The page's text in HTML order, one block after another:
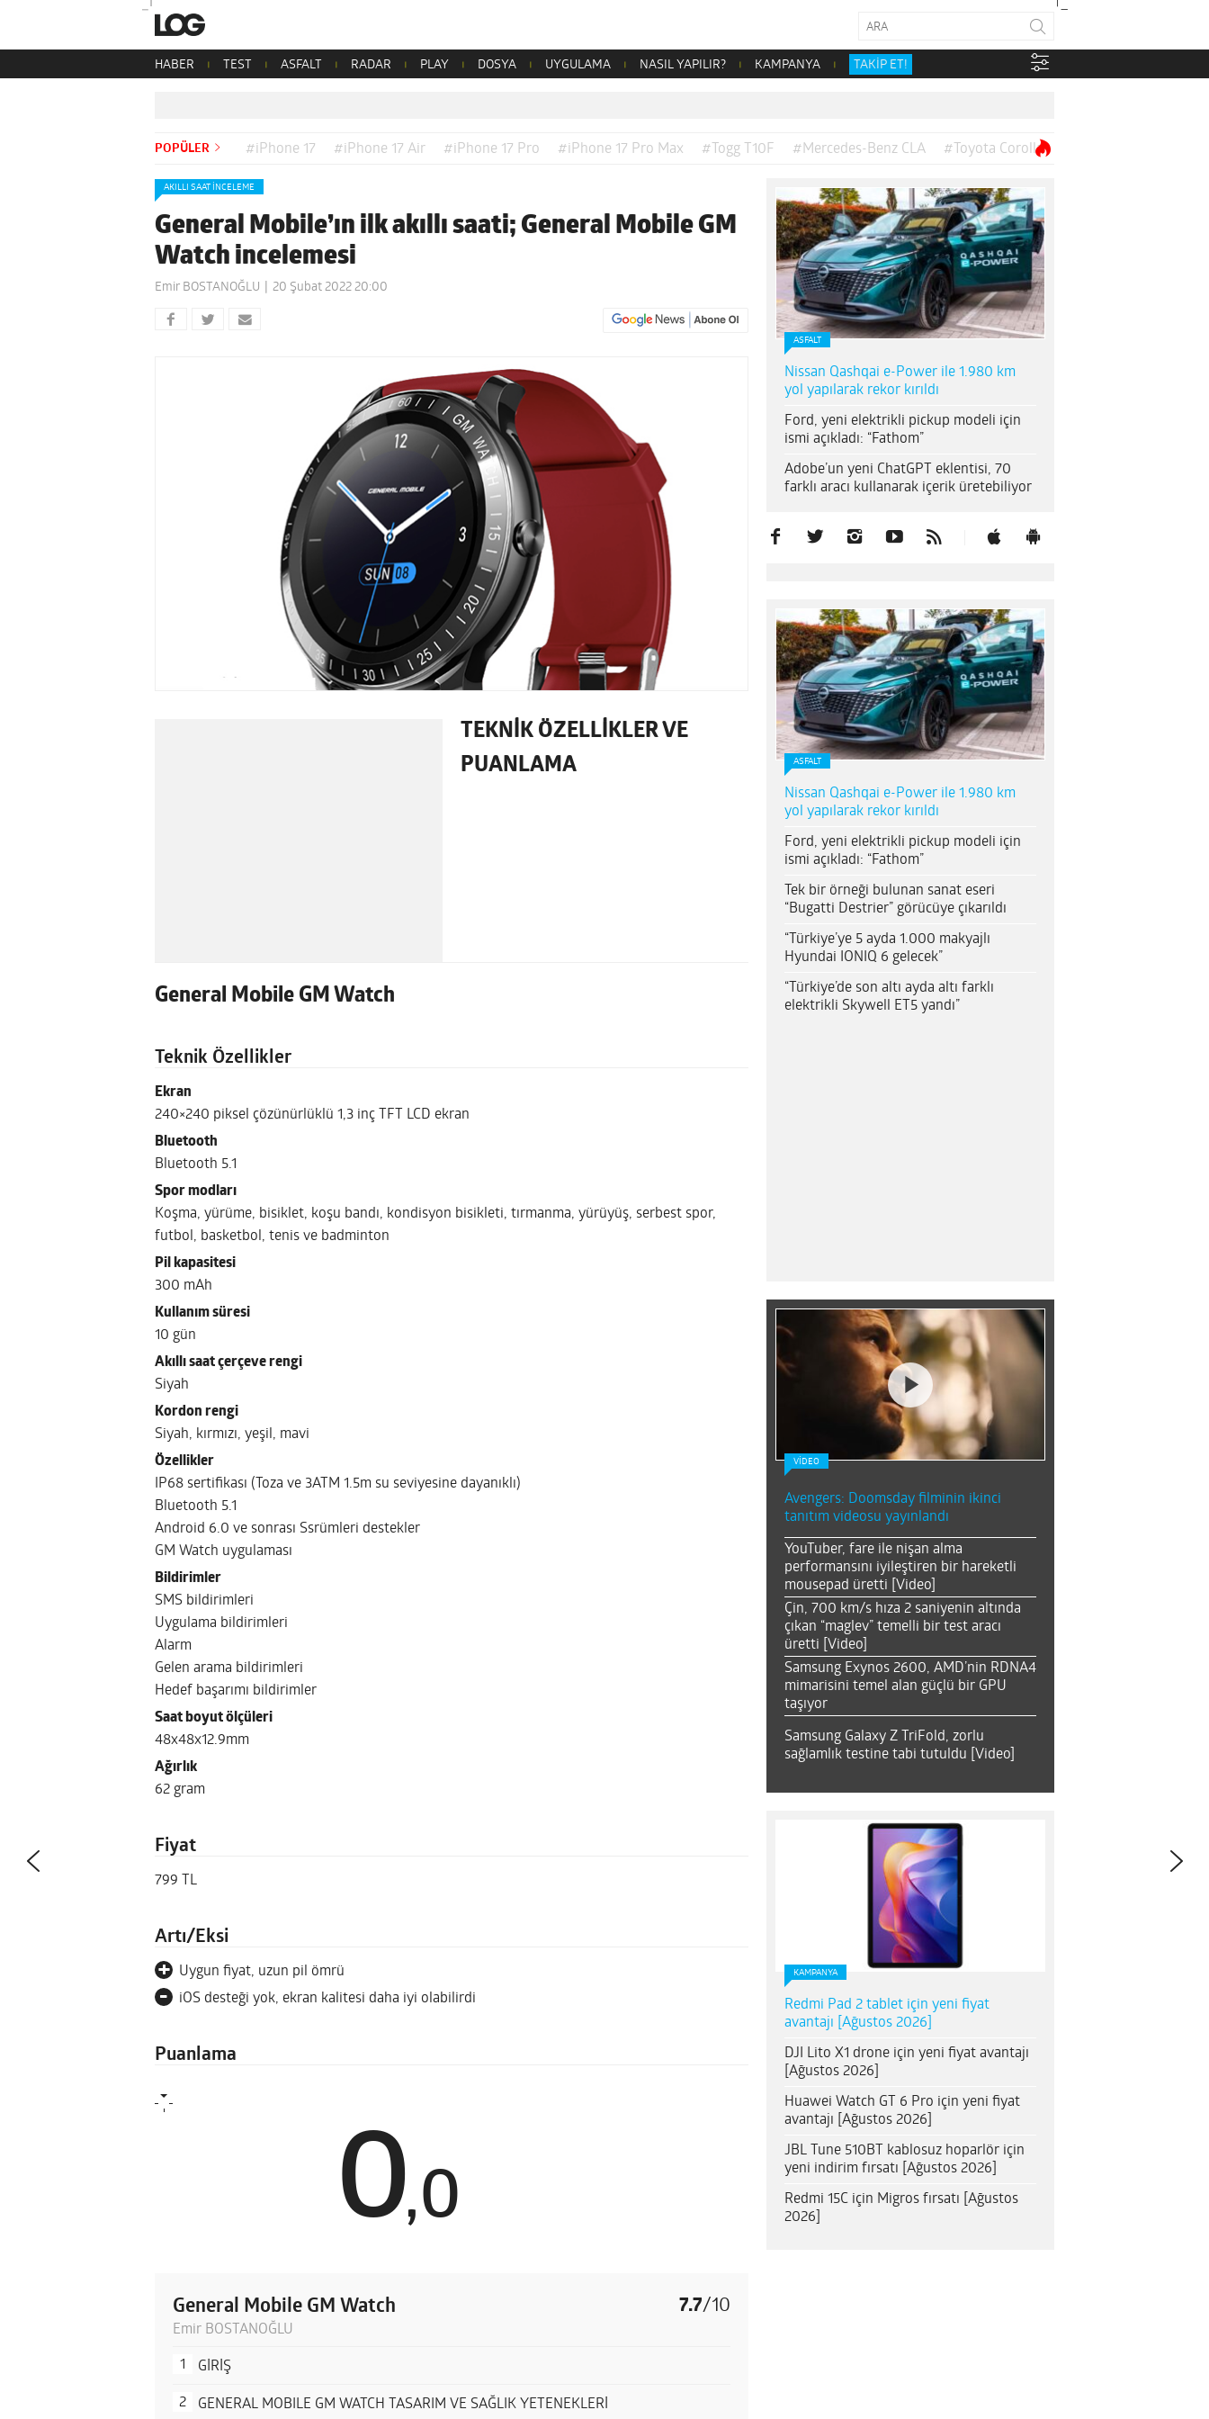
HABER TEST ASFALT RADAR PLAY DOSYA UYGULAMA NASIL YAPILIR? KAMPANYA TAKİP ET!
POPÜLER #iPhone 17 #iPhone 17 Air #iPhone 17 Pro #iPhone 17 Pro Max #Togg T10F #Mercedes-Benz CLA #Toyota Corolla
AKILLI SAAT İNCELEME
General Mobile’ın ilk akıllı saati; General Mobile GM
Watch incelemesi
Emir BOSTANOĞLU 20 Şubat 2022 20:00
TEKNİK ÖZELLİKLER VE
PUANLAMA
General Mobile GM Watch
Teknik Özellikler
Ekran
240×240 piksel çözünürlüklü 1,3 inç TFT LCD ekran
Bluetooth
Bluetooth 5.1
Spor modları
Koşma, yürüme, bisiklet, koşu bandı, kondisyon bisikleti, tırmanma, yürüyüş, serbest spor,
futbol, basketbol, tenis ve badminton
Pil kapasitesi
300 mAh
Kullanım süresi
10 gün
Akıllı saat çerçeve rengi
Siyah
Kordon rengi
Siyah, kırmızı, yeşil, mavi
Özellikler
IP68 sertifikası (Toza ve 3ATM 1.5m su seviyesine dayanıklı)
Bluetooth 5.1
Android 6.0 ve sonrası Ssrümleri destekler
GM Watch uygulaması
Bildirimler
SMS bildirimleri
Uygulama bildirimleri
Alarm
Gelen arama bildirimleri
Hedef başarımı bildirimler
Saat boyut ölçüleri
48x48x12.9mm
Ağırlık
62 gram
Fiyat
799 TL
Artı/Eksi
+ Uygun fiyat, uzun pil ömrü
- iOS desteği yok, ekran kalitesi daha iyi olabilirdi
Puanlama
0
,0
General Mobile GM Watch 7.7/10
Emir BOSTANOĞLU
GİRİŞ
GENERAL MOBILE GM WATCH TASARIM VE SAĞLIK YETENEKLERİ
ASFALT
Nissan Qashqai e-Power ile 1.980 km
yol yapılarak rekor kırıldı
Ford, yeni elektrikli pickup modeli için
ismi açıkladı: “Fathom”
Adobe’un yeni ChatGPT eklentisi, 70
farklı aracı kullanarak içerik üretebiliyor
ASFALT
Nissan Qashqai e-Power ile 1.980 km
yol yapılarak rekor kırıldı
Ford, yeni elektrikli pickup modeli için
ismi açıkladı: “Fathom”
Tek bir örneği bulunan sanat eseri
“Bugatti Destrier” görücüye çıkarıldı
“Türkiye’ye 5 ayda 1.000 makyajlı
Hyundai IONIQ 6 gelecek”
“Türkiye’de son altı ayda altı farklı
elektrikli Skywell ET5 yandı”
VİDEO
Avengers: Doomsday filminin ikinci
tanıtım videosu yayınlandı
YouTuber, fare ile nişan alma
performansını iyileştiren bir hareketli
mousepad üretti [Video]
Çin, 700 km/s hıza 2 saniyenin altında
çıkan “maglev” temelli bir test aracı
üretti [Video]
Samsung Exynos 2600, AMD’nin RDNA4
mimarisini temel alan güçlü bir GPU
taşıyor
Samsung Galaxy Z TriFold, zorlu
sağlamlık testine tabi tutuldu [Video]
KAMPANYA
Redmi Pad 2 tablet için yeni fiyat
avantajı [Ağustos 2026]
DJI Lito X1 drone için yeni fiyat avantajı
[Ağustos 2026]
Huawei Watch GT 6 Pro için yeni fiyat
avantajı [Ağustos 2026]
JBL Tune 510BT kablosuz hoparlör için
yeni indirim fırsatı [Ağustos 2026]
Redmi 15C için Migros fırsatı [Ağustos
2026]